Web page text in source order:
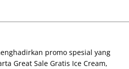
promo spesial yang
Great Sale Gratis Ice Cream,